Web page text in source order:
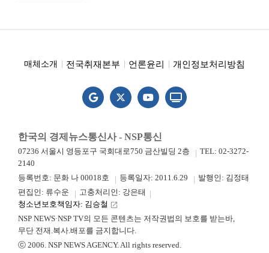
매체소개 전국취재본부 언론윤리 개인정보처리방침
한국의 경제뉴스통신사 - NSP통신
07236 서울시 영등포구 국회대로750 금산빌딩 2층
TEL: 02-3272-
2140
등록번호: 문화 나 00018호
등록일자: 2011.6.29
발행인: 김정태
편집인: 류수운
고충처리인: 강은태
청소년보호책임자: 김승철 launch
NSP NEWS·NSP TV의 모든 콘텐츠는 저작권법의 보호를 받는바,
무단 전재.복사.배포를 금지합니다.
ⓒ 2006. NSP NEWS AGENCY. All rights reserved.